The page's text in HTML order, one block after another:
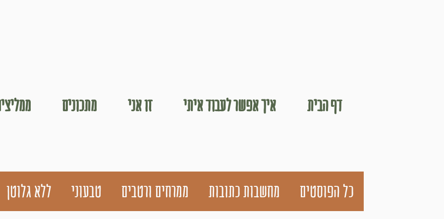
דף הבית איך אפשר לעבוד איתי זו אני מתכונים
כל הפוסטים מחשבות כתובות ממרחים ורטבים טבעוני
ללא גלוטן